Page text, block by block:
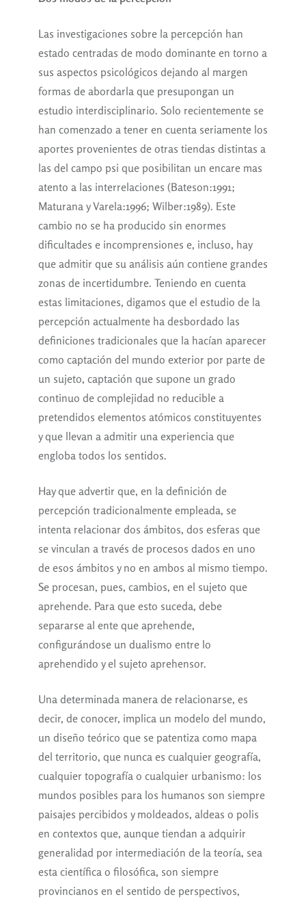
Las investigaciones sobre la percepción han
estado centradas de modo dominante en torno a
sus aspectos psicológicos dejando al margen
formas de abordarla que presupongan un
estudio interdisciplinario. Solo recientemente se
han comenzado a tener en cuenta seriamente los
aportes provenientes de otras tiendas distintas a
las del campo psi que posibilitan un encare mas
atento a las interrelaciones (Bateson:1991;
Maturana y Varela:1996; Wilber:1989). Este
cambio no se ha producido sin enormes
dificultades e incomprensiones e, incluso, hay
que admitir que su análisis aún contiene grandes
zonas de incertidumbre. Teniendo en cuenta
estas limitaciones, digamos que el estudio de la
percepción actualmente ha desbordado las
definiciones tradicionales que la hacían aparecer
como captación del mundo exterior por parte de
un sujeto, captación que supone un grado
continuo de complejidad no reducible a
pretendidos elementos atómicos constituyentes
y que llevan a admitir una experiencia que
engloba todos los sentidos.
Hay que advertir que, en la definición de
percepción tradicionalmente empleada, se
intenta relacionar dos ámbitos, dos esferas que
se vinculan a través de procesos dados en uno
de esos ámbitos y no en ambos al mismo tiempo.
Se procesan, pues, cambios, en el sujeto que
aprehende. Para que esto suceda, debe
separarse al ente que aprehende,
configurándose un dualismo entre lo
aprehendido y el sujeto aprehensor.
Una determinada manera de relacionarse, es
decir, de conocer, implica un modelo del mundo,
un diseño teórico que se patentiza como mapa
del territorio, que nunca es cualquier geografía,
cualquier topografía o cualquier urbanismo: los
mundos posibles para los humanos son siempre
paisajes percibidos y moldeados, aldeas o polis
en contextos que, aunque tiendan a adquirir
generalidad por intermediación de la teoría, sea
esta científica o filosófica, son siempre
provincianos en el sentido de perspectivos,